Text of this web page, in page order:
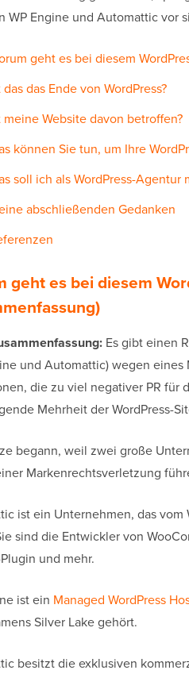
WP Engine und Automattic vor
geht es bei diesem
das das Ende von WordPress?
meine Website davon betroffen?
können Sie tun, um Ihre
soll ich als WordPress-
abschließenden Gedanken
geht es bei diesem
Es gibt einen
und Automattic) wegen
die zu viel negativer PR für
Mehrheit der WordPress-
begann, weil zwei große
Markenrechtsverletzung
ist ein Unternehmen, das
sind die Entwickler von
und mehr.
ist ein Managed WordPress
Silver Lake gehört.
besitzt die exklusiven